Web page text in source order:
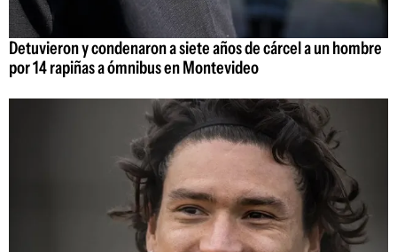
Detuvieron y condenaron a siete años de cárcel a un hombre
por 14 rapiñas a ómnibus en Montevideo